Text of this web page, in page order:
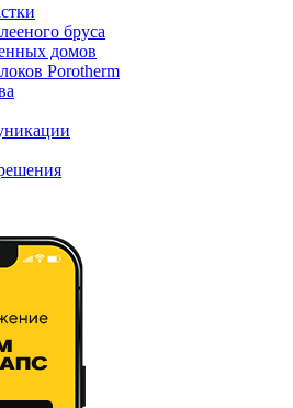
бруса
домов
Porotherm